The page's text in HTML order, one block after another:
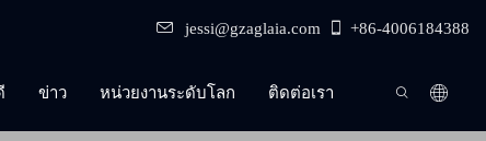
jessi@gzaglaia.com +86-4006184388
ข่าว หน่วยงานระดับโลก ติดต่อเรา